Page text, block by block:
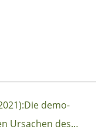
demo-
Ursachen des